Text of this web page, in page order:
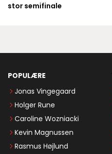
stor semifinale
POPULÆRE
Jonas Vingegaard
Holger Rune
Caroline Wozniacki
Kevin Magnussen
Rasmus Højlund